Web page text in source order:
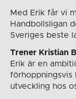
Med Erik får vi
Handbollsligan
Sveriges beste
Trener Kristian
Erik är en
förhoppningsvis
utveckling hos